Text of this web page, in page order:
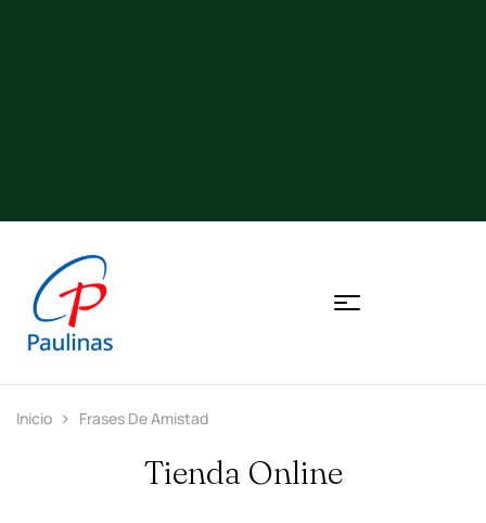
Inicio Frases De Amistad
Tienda Online